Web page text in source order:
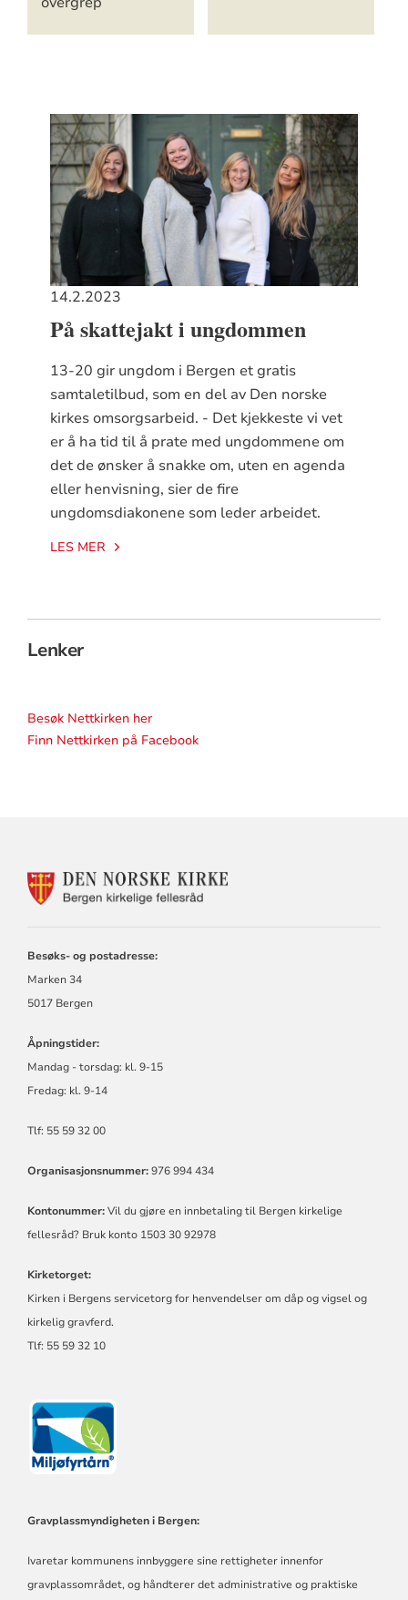
14.2.2023
På skattejakt i ungdommen
13-20 gir ungdom i Bergen et gratis
samtaletilbud, som en del av Den norske
kirkes omsorgsarbeid. - Det kjekkeste vi vet
er å ha tid til å prate med ungdommene om
det de ønsker å snakke om, uten en agenda
eller henvisning, sier de fire
ungdomsdiakonene som leder arbeidet.
LES MER
Lenker
Besøk Nettkirken her
Finn Nettkirken på Facebook
KONTAKTINFORMASJON
Besøks- og postadresse:
Marken 34
5017 Bergen
Åpningstider:
Mandag - torsdag: kl. 9-15
Fredag: kl. 9-14
Tlf: 55 59 32 00
Organisasjonsnummer:976 994 434
Kontonummer:Vil du gjøre en innbetaling til Bergen kirkelige
fellesråd? Bruk konto 1503 30 92978
Kirketorget:
Kirken i Bergens servicetorg for henvendelser om dåp og vigsel og
kirkelig gravferd.
Tlf: 55 59 32 10
Gravplassmyndigheten i Bergen:
Ivaretar kommunens innbyggere sine rettigheter innenfor
gravplassområdet, og håndterer det administrative og praktiske